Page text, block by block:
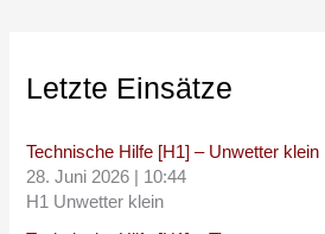
Letzte Einsätze
Technische Hilfe [H1] – Unwetter klein
28. Juni 2026
10:44
H1 Unwetter klein